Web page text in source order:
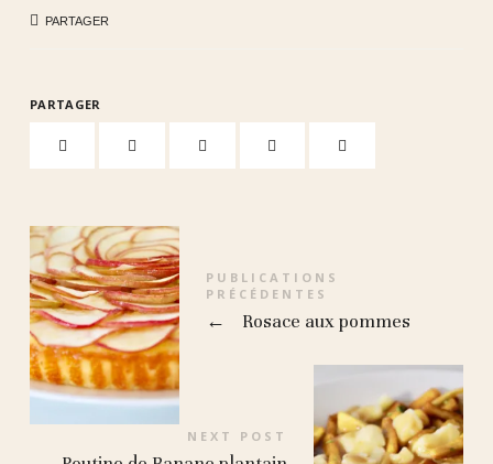
PARTAGER
PARTAGER
PUBLICATIONS
PRÉCÉDENTES
← Rosace aux pommes
NEXT POST